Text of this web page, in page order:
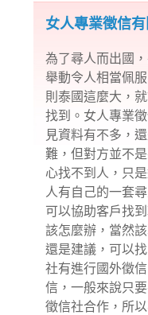
女人專業徵信
為了尋人而出國
舉動令人相當佩
則泰國這麼大，
找到。女人專業
見資料有不多，
難，但對方並不
心找不到人，只
人有自己的一套
可以協助客戶找
該怎麼辦，當然
還是建議，可以
社有進行國外徵
信，一般來說只
徵信社合作，所